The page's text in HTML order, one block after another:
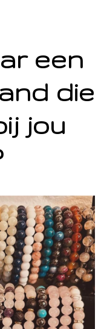
een
die
jou